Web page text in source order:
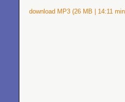
download MP3 (26 MB | 14:11